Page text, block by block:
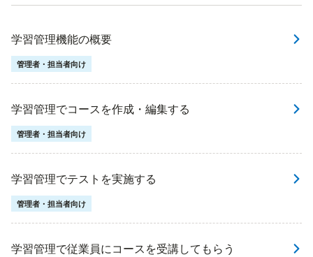
学習管理機能の概要
管理者・担当者向け
学習管理でコースを作成・編集する
管理者・担当者向け
学習管理でテストを実施する
管理者・担当者向け
学習管理で従業員にコースを受講してもらう